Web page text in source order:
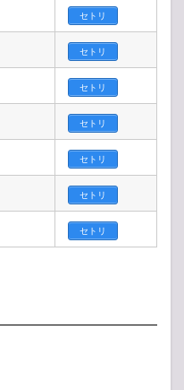
セトリ
セトリ
セトリ
セトリ
セトリ
セトリ
セトリ